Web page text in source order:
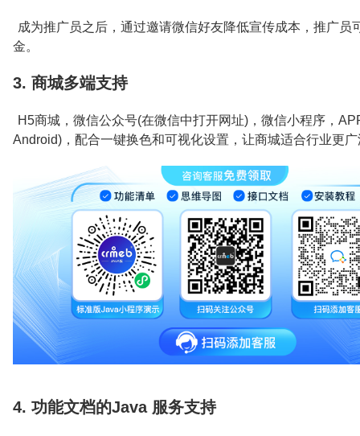
成为推广员之后，通过邀请微信好友降低宣传成本，推广员
金。
3. 商城多端支持
H5商城，微信公众号(在微信中打开网址)，微信小程序，
Android)，配合一键换色和可视化设置，让商城适合行业更
4. 功能文档的Java 服务支持